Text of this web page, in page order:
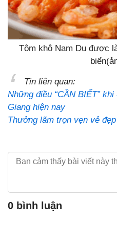
Tôm khô Nam Du được
Tin liên quan:
Những điều “CẦN BIẾT”
Giang hiện nay
Thưởng lãm trọn vẹn vẻ
0 bình luận